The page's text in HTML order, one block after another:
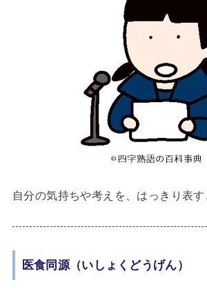
自分の気持ちや考えを、はっきり表す
医食同源（いしょくどうげん）